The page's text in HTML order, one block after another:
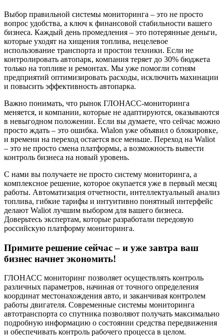
Выбор правильной системы мониторинга – это не просто
вопрос удобства, а ключ к финансовой стабильности вашего
бизнеса. Каждый день промедления – это потерянные деньги,
которые уходят на хищения топлива, нецелевое
использование транспорта и простои техники. Если не
контролировать автопарк, компания теряет до 30% бюджета
только на топливе и ремонтах. Мы уже помогли сотням
предприятий оптимизировать расходы, исключить махинации
и повысить эффективность автопарка.
Важно понимать, что рынок ГЛОНАСС-мониторинга
меняется, и компании, которые не адаптируются, оказываются
в невыгодном положении. Если вы думаете, что сейчас можно
просто ждать – это ошибка. Wialon уже объявил о блокировке,
и времени на переход остается все меньше. Переход на Waliot
– это не просто смена платформы, а возможность вывести
контроль бизнеса на новый уровень.
С нами вы получаете не просто систему мониторинга, а
комплексное решение, которое окупается уже в первый месяц
работы. Автоматизация отчетности, интеллектуальный анализ
топлива, гибкие тарифы и интуитивно понятный интерфейс
делают Waliot лучшим выбором для вашего бизнеса.
Доверьтесь экспертам, которые разработали передовую
российскую платформу мониторинга.
Примите решение сейчас – и уже завтра ваш
бизнес начнет экономить!
ГЛОНАСС мониторинг позволяет осуществлять контроль
различных параметров, начиная от точного определения
координат местонахождения авто, и заканчивая контролем
работы двигателя. Современные системы мониторинга
автотранспорта со спутника позволяют получать максимально
подробную информацию о состоянии средства передвижения
и обеспечивать контроль рабочего процесса в целом.